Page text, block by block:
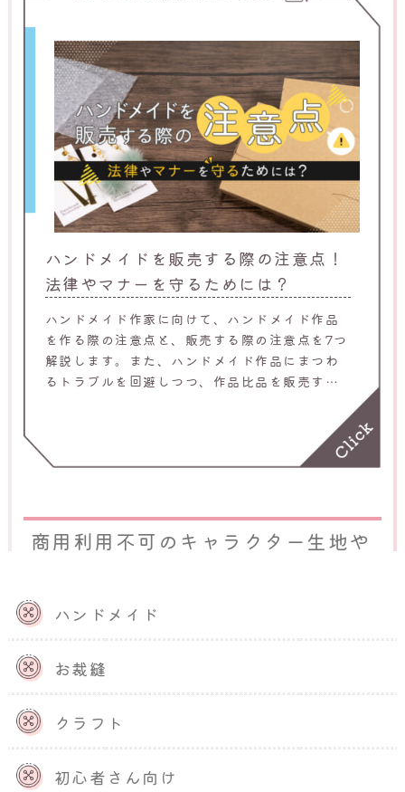
ハンドメイド
お裁縫
クラフト
初心者さん向け
ハンドメイドを販売する際の注意点！
法律やマナーを守るためには？
ハンドメイド作家に向けて、ハンドメイド作品
を作る際の注意点と、販売する際の注意点を7つ
解説します。また、ハンドメイド作品にまつわ
るトラブルを回避しつつ、作品比品を販売する
商用利用不可のキャラクター生地や
商用利用不可のキャラクター生地や素材を使用したハン
ドメイド作品を販売すると、最悪の場合は権利を持つ人
に訴えられ、逮捕となるケースもあります。ハンドメイ
ド作品を販売する上では、事前にリスクを理解しておく
ことが大切です。
ここでは、過去の事例を踏まえてキャラクターを用いた
ます。